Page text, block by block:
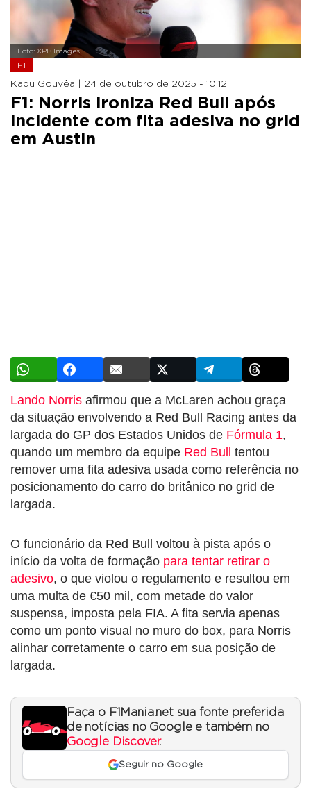
Foto: XPB Images
F1
Kadu Gouvêa | 24 de outubro de 2025 - 10:12
F1: Norris ironiza Red Bull após
incidente com fita adesiva no grid
em Austin
Lando Norris afirmou que a McLaren achou graça
da situação envolvendo a Red Bull Racing antes da
largada do GP dos Estados Unidos de Fórmula 1,
quando um membro da equipe Red Bull tentou
remover uma fita adesiva usada como referência no
posicionamento do carro do britânico no grid de
largada.
O funcionário da Red Bull voltou à pista após o
início da volta de formação para tentar retirar o
adesivo, o que violou o regulamento e resultou em
uma multa de €50 mil, com metade do valor
suspensa, imposta pela FIA. A fita servia apenas
como um ponto visual no muro do box, para Norris
alinhar corretamente o carro em sua posição de
largada.
Faça o F1Mania.net sua fonte preferida
de notícias no Google e também no
Google Discover.
Seguir no Google